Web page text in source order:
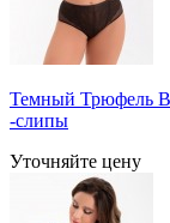
Темный Трюфель
-слипы
Уточняйте цену